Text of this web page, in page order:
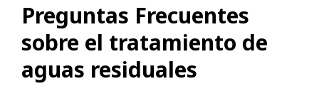
Preguntas Frecuentes
sobre el tratamiento de
aguas residuales